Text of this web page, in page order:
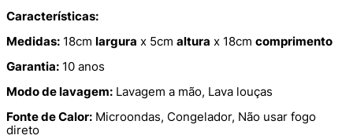
Características:
Medidas: 18cm largura x 5cm altura x 18cm comprimento
Garantia: 10 anos
Modo de lavagem: Lavagem a mão, Lava louças
Fonte de Calor: Microondas, Congelador, Não usar fogo
direto